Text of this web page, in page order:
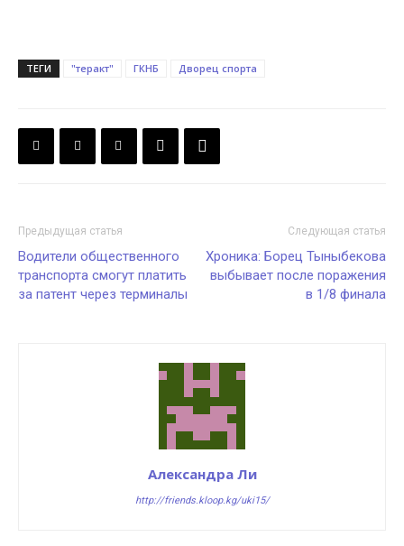
ТЕГИ "теракт" ГКНБ Дворец спорта
Предыдущая статья
Водители общественного
транспорта смогут платить
за патент через терминалы
Следующая статья
Хроника: Борец Тыныбекова
выбывает после поражения
в 1/8 финала
Александра Ли
http://friends.kloop.kg/uki15/